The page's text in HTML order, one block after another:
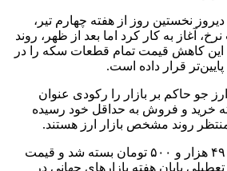
دیروز نخستین روز از هفته چهارم تیر،
آغاز به کار کرد اما بعد از ظهر، روند
این کاهش قیمت تمام قطعات سکه را در
پایین‌تر قرار داده است.
جو حاکم بر بازار را رکودی عنوان
خرید و فروش به حداقل خود رسیده
منتظر روند مشخص بازار ارز هستند.
روز گذشته دلار با قیمت ۴۹ هزار و ۵۰۰ تومان بسته شد و قیمت
پایان هفته بازارهای جهانی در